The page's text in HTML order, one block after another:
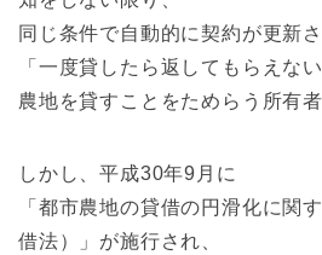
同じ条件で自動的に契約が更新
「一度貸したら返してもらえな
農地を貸すことをためらう所有
しかし、平成30年9月に
「都市農地の貸借の円滑化に関
借法）」が施行され、